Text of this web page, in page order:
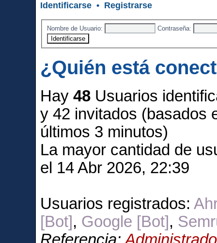
Identificarse • Registrarse
Nombre de Usuario: Contraseña:
¿Quién está
Hay48 Usuarios
y 42 invitados (basados
últimos 3 minutos)
La mayor cantidad de
el 14 Abr 2026, 22:39
Usuarios registrados:
[Bot] , Google [Bot] ,